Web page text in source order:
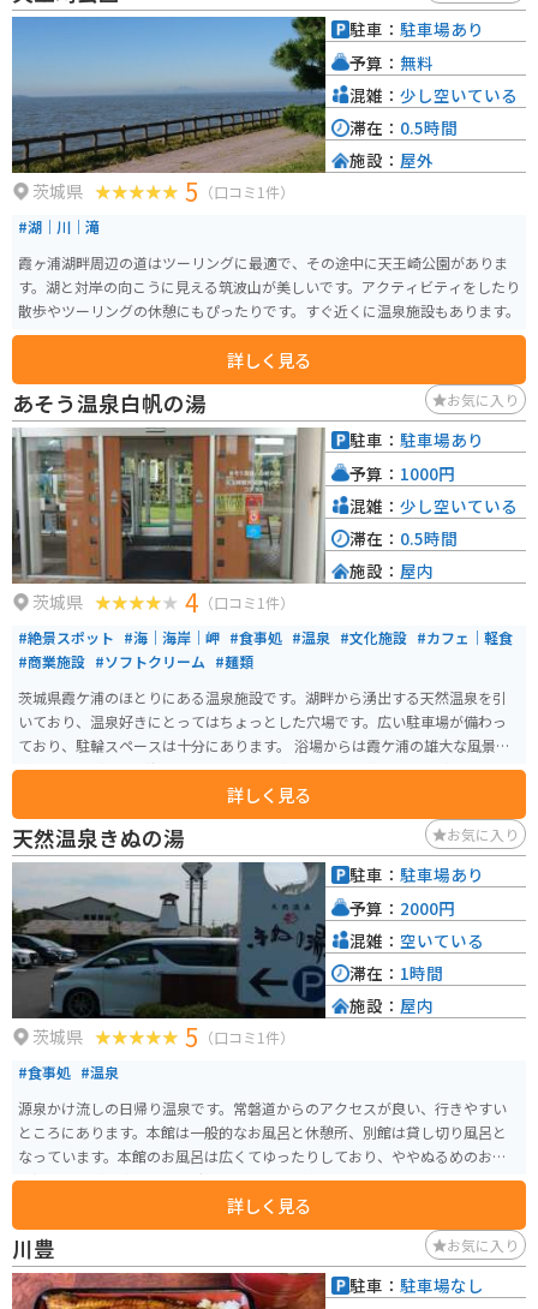
茨城県 5 （口コミ1件）
#湖｜川｜滝
霞ヶ浦湖畔周辺の道はツーリングに最適で、その途中に天王崎公園がありま
す。湖と対岸の向こうに見える筑波山が美しいです。アクティビティをしたり
散歩やツーリングの休憩にもぴったりです。すぐ近くに温泉施設もあります。
詳しく見る
駐車： 駐車場あり
予算： 無料
混雑： 少し空いている
滞在： 0.5時間
施設： 屋外
あそう温泉白帆の湯 お気に入り
茨城県 4 （口コミ1件）
#絶景スポット #海｜海岸｜岬 #食事処 #温泉 #文化施設 #カフェ｜軽食
#商業施設 #ソフトクリーム #麺類
茨城県霞ケ浦のほとりにある温泉施設です。湖畔から湧出する天然温泉を引
いており、温泉好きにとってはちょっとした穴場です。広い駐車場が備わっ
ており、駐輪スペースは十分にあります。 浴場からは霞ケ浦の雄大な風景を
眺めることができ、海辺とはまた違った水辺の景色を楽しむことができます。
隣接する「コテラスマルシェ＆カフェ」では、地場野菜などを販売していま
す。
詳しく見る
駐車： 駐車場あり
予算： 1000円
混雑： 少し空いている
滞在： 0.5時間
施設： 屋内
天然温泉きぬの湯 お気に入り
茨城県 5 （口コミ1件）
#食事処 #温泉
源泉かけ流しの日帰り温泉です。常磐道からのアクセスが良い、行きやすい
ところにあります。本館は一般的なお風呂と休憩所、別館は貸し切り風呂と
なっています。本館のお風呂は広くてゆったりしており、ややぬるめのお湯
に浸かりながら癒しのひと時を過ごすことができます。
詳しく見る
駐車： 駐車場あり
予算： 2000円
混雑： 空いている
滞在： 1時間
施設： 屋内
川豊 お気に入り
駐車： 駐車場なし